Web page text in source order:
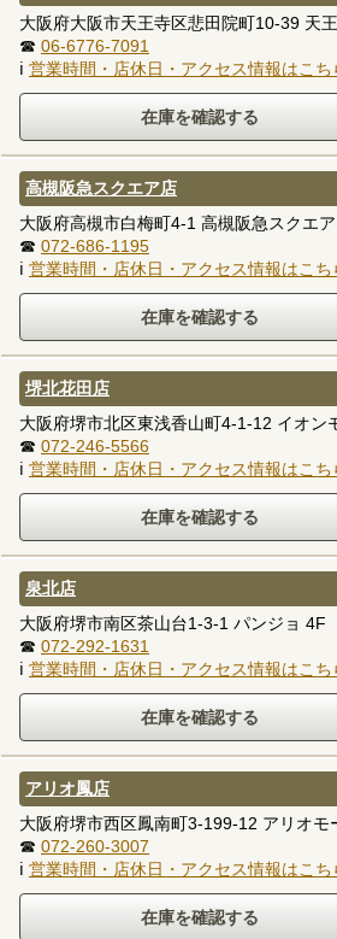
大阪府大阪市天王寺区悲田院町10-39 天
☎ 06-6776-7091
ℹ 営業時間・店休日・アクセス情報はこち
高槻阪急スクエア店
大阪府高槻市白梅町4-1 高槻阪急スクエ
☎ 072-686-1195
ℹ 営業時間・店休日・アクセス情報はこち
堺北花田店
大阪府堺市北区東浅香山町4-1-12 イオン
☎ 072-246-5566
ℹ 営業時間・店休日・アクセス情報はこち
泉北店
大阪府堺市南区茶山台1-3-1 パンジョ 4F
☎ 072-292-1631
ℹ 営業時間・店休日・アクセス情報はこち
アリオ鳳店
大阪府堺市西区鳳南町3-199-12 アリオモ
☎ 072-260-3007
ℹ 営業時間・店休日・アクセス情報はこち